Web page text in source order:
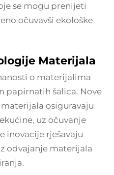
se mogu prenijeti
očuvavši ekološke
Materijala
o materijalima
papirnatih šalica. Nove
osiguravaju
uz očuvanje
inovacije rješavaju
odvajanje materijala